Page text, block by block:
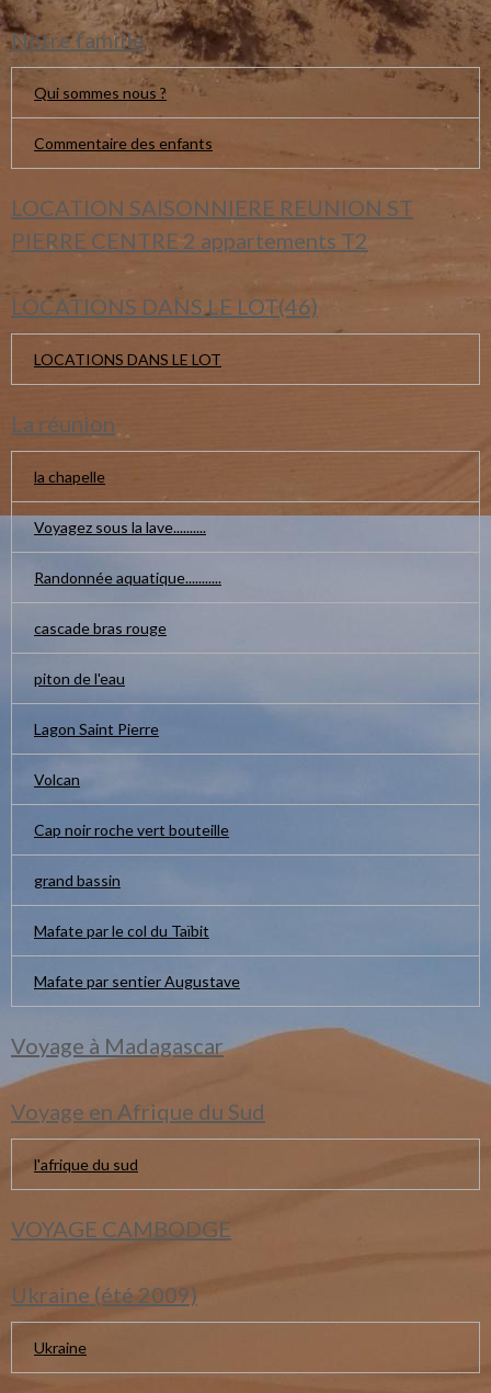
Notre famille
Qui sommes nous ?
Commentaire des enfants
LOCATION SAISONNIERE REUNION ST
PIERRE CENTRE 2 appartements T2
LOCATIONS DANS LE LOT(46)
LOCATIONS DANS LE LOT
La réunion
la chapelle
Voyagez sous la lave..........
Randonnée aquatique...........
cascade bras rouge
piton de l'eau
Lagon Saint Pierre
Volcan
Cap noir roche vert bouteille
grand bassin
Mafate par le col du Taïbit
Mafate par sentier Augustave
Voyage à Madagascar
Voyage en Afrique du Sud
l'afrique du sud
VOYAGE CAMBODGE
Ukraine (été 2009)
Ukraine